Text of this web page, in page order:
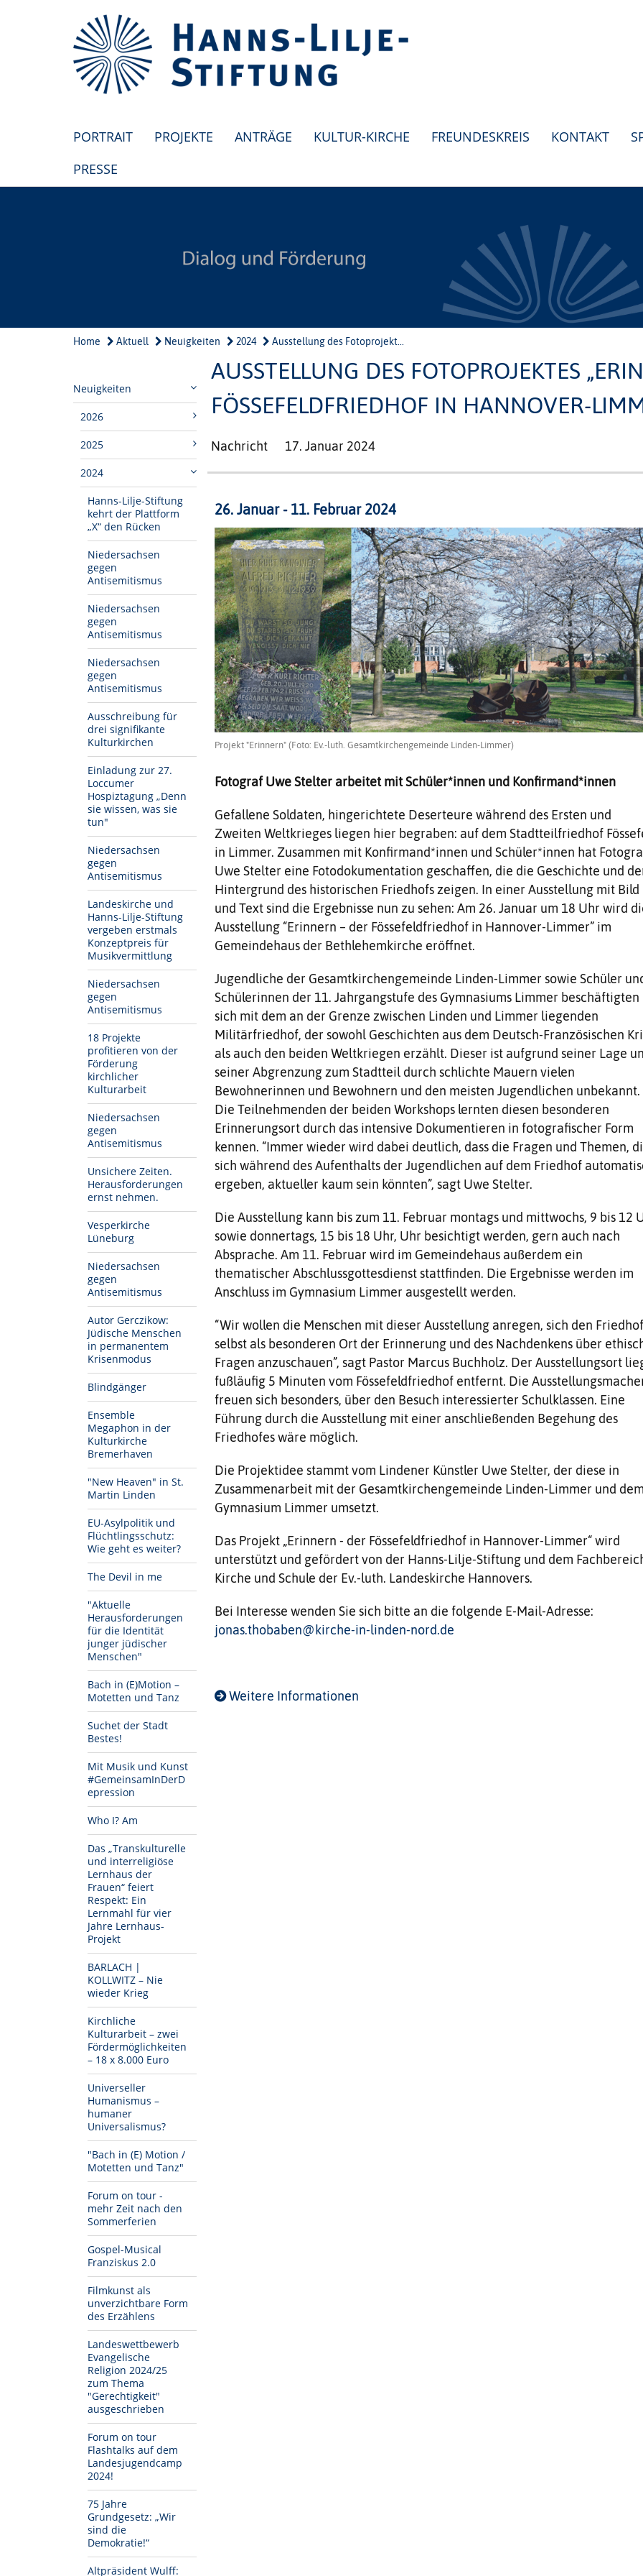
PORTRAIT PROJEKTE ANTRÄGE KULTUR-KIRCHE FREUNDESKREIS KONTAKT
PRESSE
Home Aktuell Neuigkeiten 2024 Ausstellung des Fotoprojekt...
Neuigkeiten
2026
2025
2024
Hanns-Lilje-Stiftung
kehrt der Plattform
„X“ den Rücken
Niedersachsen
gegen
Antisemitismus
Niedersachsen
gegen
Antisemitismus
Niedersachsen
gegen
Antisemitismus
Ausschreibung für
drei signifikante
Kulturkirchen
Einladung zur 27.
Loccumer
Hospiztagung „Denn
sie wissen, was sie
tun"
Niedersachsen
gegen
Antisemitismus
Landeskirche und
Hanns-Lilje-Stiftung
vergeben erstmals
Konzeptpreis für
Musikvermittlung
Niedersachsen
gegen
Antisemitismus
18 Projekte
profitieren von der
Förderung
kirchlicher
Kulturarbeit
Niedersachsen
gegen
Antisemitismus
Unsichere Zeiten.
Herausforderungen
ernst nehmen.
Vesperkirche
Lüneburg
Niedersachsen
gegen
Antisemitismus
Autor Gerczikow:
Jüdische Menschen
in permanentem
Krisenmodus
Blindgänger
Ensemble
Megaphon in der
Kulturkirche
Bremerhaven
"New Heaven" in St.
Martin Linden
EU-Asylpolitik und
Flüchtlingsschutz:
Wie geht es weiter?
The Devil in me
"Aktuelle
Herausforderungen
für die Identität
junger jüdischer
Menschen"
Bach in (E)Motion –
Motetten und Tanz
Suchet der Stadt
Bestes!
Mit Musik und Kunst
#GemeinsamInDerD
epression
Who I? Am
Das „Transkulturelle
und interreligiöse
Lernhaus der
Frauen“ feiert
Respekt: Ein
Lernmahl für vier
Jahre Lernhaus-
Projekt
BARLACH |
KOLLWITZ – Nie
wieder Krieg
Kirchliche
Kulturarbeit – zwei
Fördermöglichkeiten
– 18 x 8.000 Euro
Universeller
Humanismus –
humaner
Universalismus?
"Bach in (E) Motion /
Motetten und Tanz"
Forum on tour -
mehr Zeit nach den
Sommerferien
Gospel-Musical
Franziskus 2.0
Filmkunst als
unverzichtbare Form
des Erzählens
Landeswettbewerb
Evangelische
Religion 2024/25
zum Thema
"Gerechtigkeit"
ausgeschrieben
Forum on tour
Flashtalks auf dem
Landesjugendcamp
2024!
75 Jahre
Grundgesetz: „Wir
sind die
Demokratie!“
Altpräsident Wulff:
AUSSTELLUNG DES FOTOPROJEKTES
FÖSSEFELDFRIEDHOF IN HANNOVER-
Nachricht 17. Januar 2024
26. Januar - 11. Februar 2024
Projekt "Erinnern" (Foto: Ev.-luth. Gesamtkirchengemeinde Linden-Limmer)
Fotograf Uwe Stelter arbeitet mit Schüler*innen und Konfirmand*innen
Gefallene Soldaten, hingerichtete Deserteure während des Ersten und
Zweiten Weltkrieges liegen hier begraben: auf dem Stadtteilfriedhof
in Limmer. Zusammen mit Konfirmand*innen und Schüler*innen hat
Uwe Stelter eine Fotodokumentation geschaffen, die die Geschichte und
Hintergrund des historischen Friedhofs zeigen. In einer Ausstellung mit Bild
und Text sind die Ergebnisse nun zu sehen: Am 26. Januar um 18 Uhr wird
Ausstellung “Erinnern – der Fössefeldfriedhof in Hannover-Limmer” im
Gemeindehaus der Bethlehemkirche eröffnet.
Jugendliche der Gesamtkirchengemeinde Linden-Limmer sowie Schüler
Schülerinnen der 11. Jahrgangstufe des Gymnasiums Limmer beschäftigten
sich mit dem an der Grenze zwischen Linden und Limmer liegenden
Militärfriedhof, der sowohl Geschichten aus dem Deutsch-Französischen
als auch den beiden Weltkriegen erzählt. Dieser ist aufgrund seiner Lage
seiner Abgrenzung zum Stadtteil durch schlichte Mauern vielen
Bewohnerinnen und Bewohnern und den meisten Jugendlichen unbekannt.
Die Teilnehmenden der beiden Workshops lernten diesen besonderen
Erinnerungsort durch das intensive Dokumentieren in fotografischer Form
kennen. “Immer wieder wird dabei deutlich, dass die Fragen und Themen,
sich während des Aufenthalts der Jugendlichen auf dem Friedhof
ergeben, aktueller kaum sein könnten”, sagt Uwe Stelter.
Die Ausstellung kann bis zum 11. Februar montags und mittwochs, 9 bis 12
sowie donnertags, 15 bis 18 Uhr, Uhr besichtigt werden, gern auch nach
Absprache. Am 11. Februar wird im Gemeindehaus außerdem ein
thematischer Abschlussgottesdienst stattfinden. Die Ergebnisse werden im
Anschluss im Gymnasium Limmer ausgestellt werden.
“Wir wollen die Menschen mit dieser Ausstellung anregen, sich den Friedhof
selbst als besonderen Ort der Erinnerung und des Nachdenkens über
Fragen anzuschauen”, sagt Pastor Marcus Buchholz. Der Ausstellungsort
fußläufig 5 Minuten vom Fössefeldfriedhof entfernt. Die
freuen sich besonders, über den Besuch interessierter Schulklassen. Eine
Führung durch die Ausstellung mit einer anschließenden Begehung des
Friedhofes wäre möglich.
Die Projektidee stammt vom Lindener Künstler Uwe Stelter, der diese in
Zusammenarbeit mit der Gesamtkirchengemeinde Linden-Limmer und dem
Gymnasium Limmer umsetzt.
Das Projekt „Erinnern - der Fössefeldfriedhof in Hannover-Limmer“ wird
unterstützt und gefördert von der Hanns-Lilje-Stiftung und dem
Kirche und Schule der Ev.-luth. Landeskirche Hannovers.
Bei Interesse wenden Sie sich bitte an die folgende E-Mail-Adresse:
jonas.thobaben@kirche-in-linden-nord.de
Weitere Informationen